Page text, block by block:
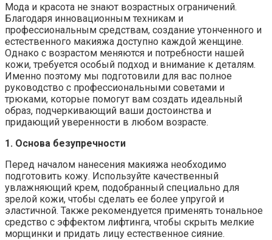
Мода и красота не знают возрастных ограничений.
Благодаря инновационным техникам и
профессиональным средствам, создание утонченного и
естественного макияжа доступно каждой женщине.
Однако с возрастом меняются и потребности нашей
кожи, требуется особый подход и внимание к деталям.
Именно поэтому мы подготовили для вас полное
руководство с профессиональными советами и
трюками, которые помогут вам создать идеальный
образ, подчеркивающий ваши достоинства и
придающий уверенности в любом возрасте.
1. Основа безупречности
Перед началом нанесения макияжа необходимо
подготовить кожу. Используйте качественный
увлажняющий крем, подобранный специально для
зрелой кожи, чтобы сделать ее более упругой и
эластичной. Также рекомендуется применять тональное
средство с эффектом лифтинга, чтобы скрыть мелкие
морщинки и придать лицу естественное сияние.